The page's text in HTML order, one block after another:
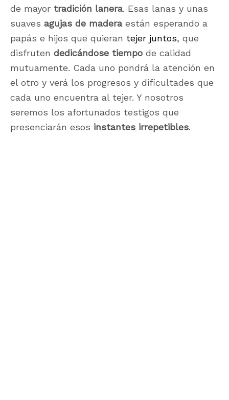
de mayor tradición lanera. Esas lanas y unas
suaves agujas de maderaestán esperando a
papás e hijos que quieran tejer juntos, que
disfruten dedicándose tiempo de calidad
mutuamente. Cada uno pondrá la atención en
el otro y verá los progresos y dificultades que
cada uno encuentra al tejer. Y nosotros
seremos los afortunados testigos que
presenciarán esos instantes irrepetibles.